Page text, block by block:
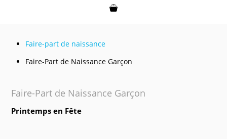
Faire-part de naissance
Faire-Part de Naissance Garçon
Faire-Part de Naissance Garçon
Printemps en Fête